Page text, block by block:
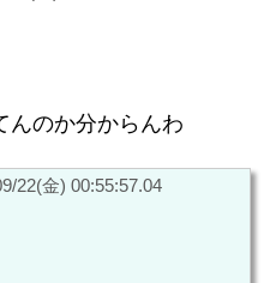
んのか分からんわ
22(金) 00:55:57.04